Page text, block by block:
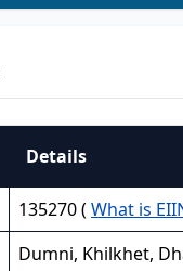
Details
135270 ( What is
Dumni, Khilkhet,